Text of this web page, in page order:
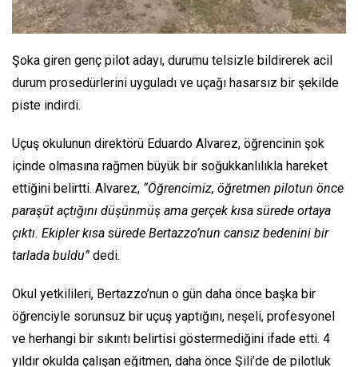
Şoka giren genç pilot adayı, durumu telsizle bildirerek acil
durum prosedürlerini uyguladı ve uçağı hasarsız bir şekilde
piste indirdi.
Uçuş okulunun direktörü Eduardo Alvarez, öğrencinin şok
içinde olmasına rağmen büyük bir soğukkanlılıkla hareket
ettiğini belirtti. Alvarez, “Öğrencimiz, öğretmen pilotun önce
paraşüt açtığını düşünmüş ama gerçek kısa sürede ortaya
çıktı. Ekipler kısa sürede Bertazzo’nun cansız bedenini bir
tarlada buldu”dedi.
Okul yetkilileri, Bertazzo’nun o gün daha önce başka bir
öğrenciyle sorunsuz bir uçuş yaptığını, neşeli, profesyonel
ve herhangi bir sıkıntı belirtisi göstermediğini ifade etti. 4
yıldır okulda çalışan eğitmen, daha önce Şili’de de pilotluk